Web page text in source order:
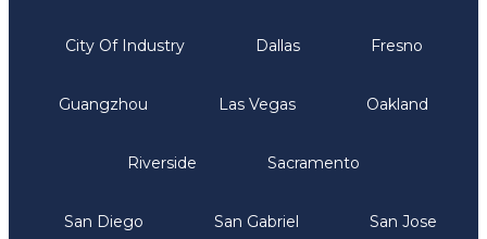
City Of Industry Dallas Fresno
Guangzhou Las Vegas Oakland
Riverside Sacramento
San Diego San Gabriel San Jose